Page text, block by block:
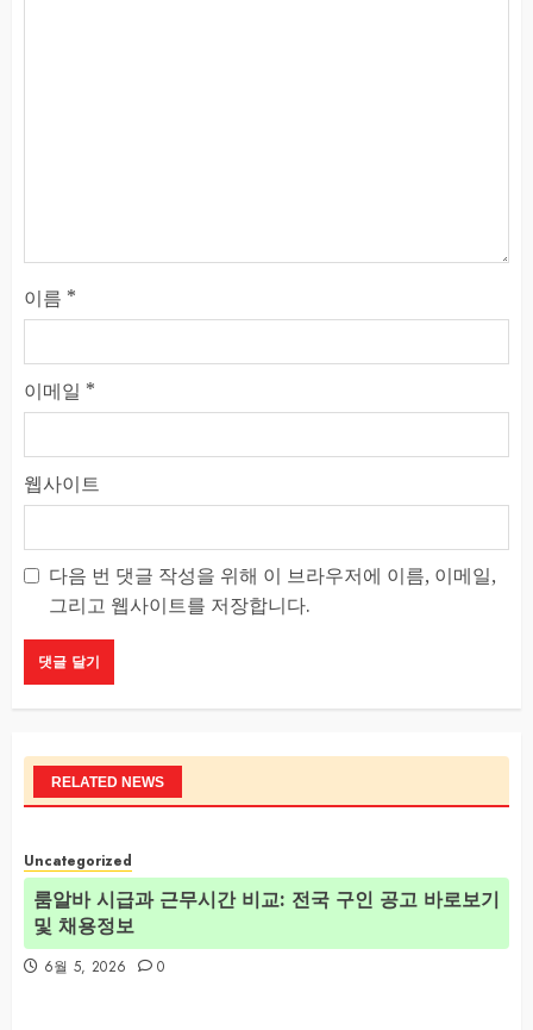
이름 *
이메일 *
웹사이트
다음 번 댓글 작성을 위해 이 브라우저에 이름, 이메일,
그리고 웹사이트를 저장합니다.
RELATED NEWS
Uncategorized
룸알바 시급과 근무시간 비교: 전국 구인 공고 바로보기
및 채용정보
6월 5, 2026 0